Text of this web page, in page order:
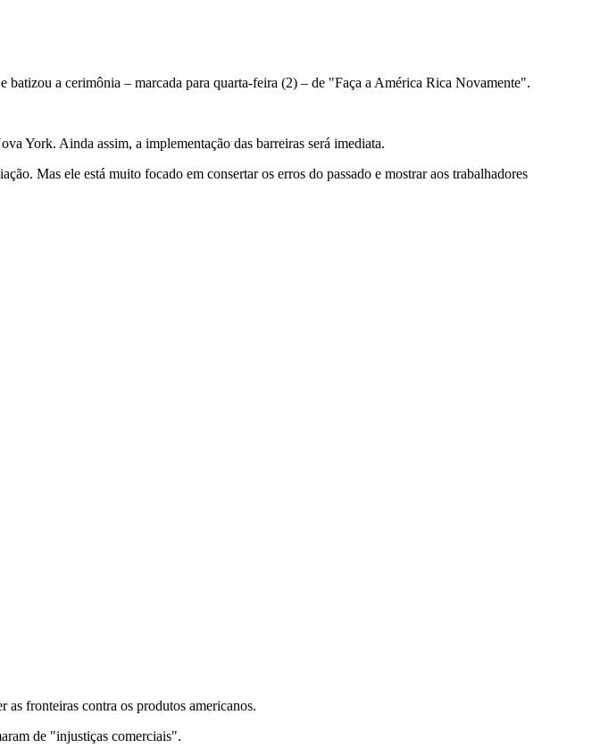
a cerimônia – marcada para quarta-feira (2) – de "Faça a América Rica Novamente".
York. Ainda assim, a implementação das barreiras será imediata.
Mas ele está muito focado em consertar os erros do passado e mostrar aos trabalhadores
as fronteiras contra os produtos americanos.
de "injustiças comerciais".